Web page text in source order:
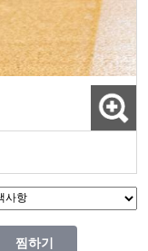
찜하기